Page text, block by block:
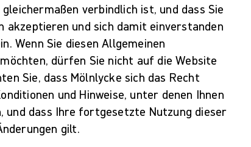
verbindlich ist, und dass Sie
akzeptieren und sich damit einverstanden
Wenn Sie diesen Allgemeinen
dürfen Sie nicht auf die Website
Sie, dass Mölnlycke sich das Recht
und Hinweise, unter denen Ihnen
und dass Ihre fortgesetzte Nutzung dieser
gilt.